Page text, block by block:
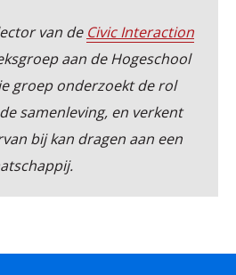
van de Civic Interaction
aan de Hogeschool
groep onderzoekt de rol
samenleving, en verkent
bij kan dragen aan een